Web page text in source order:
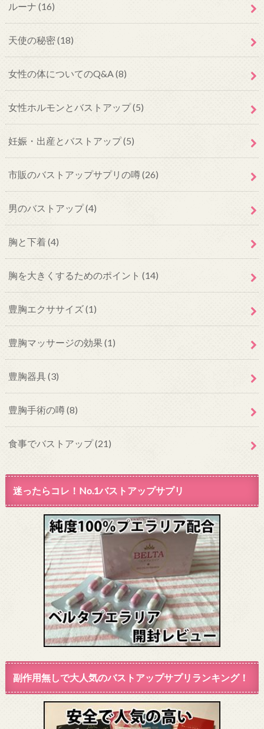
ルーナ (16)
天使の秘密(18)
女性の体についてのQ&A(8)
女性ホルモンとバストアップ(5)
妊娠・出産とバストアップ(5)
市販のバストアップサプリの噂(26)
男のバストアップ(4)
胸と下着(4)
胸を大きくするためのポイント (14)
豊胸エクササイズ(1)
豊胸マッサージの効果(1)
豊胸器具(3)
豊胸手術の噂(8)
食事でバストアップ(21)
迷ったらコレ！No.1バストアップサプリ
副作用無しで大人気のバストアップサプリランキング！